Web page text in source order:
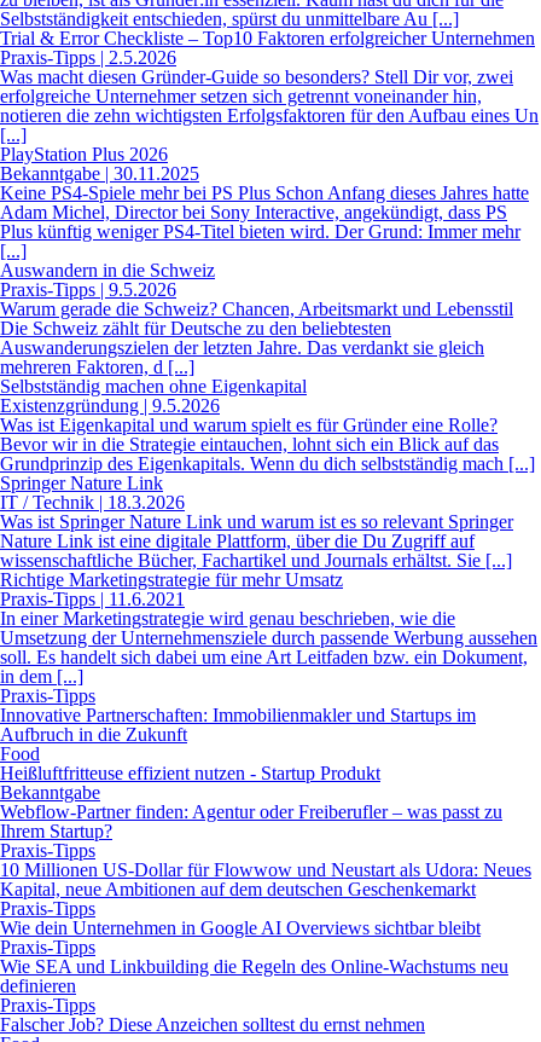
Selbstständigkeit entschieden, spürst du unmittelbare Au [...]
Trial & Error Checkliste – Top10 Faktoren erfolgreicher Unternehmen
Praxis-Tipps | 2.5.2026
Was macht diesen Gründer-Guide so besonders? Stell Dir vor, zwei
erfolgreiche Unternehmer setzen sich getrennt voneinander hin,
notieren die zehn wichtigsten Erfolgsfaktoren für den Aufbau eines Un
[...]
PlayStation Plus 2026
Bekanntgabe | 30.11.2025
Keine PS4-Spiele mehr bei PS Plus Schon Anfang dieses Jahres hatte
Adam Michel, Director bei Sony Interactive, angekündigt, dass PS
Plus künftig weniger PS4-Titel bieten wird. Der Grund: Immer mehr
[...]
Auswandern in die Schweiz
Praxis-Tipps | 9.5.2026
Warum gerade die Schweiz? Chancen, Arbeitsmarkt und Lebensstil
Die Schweiz zählt für Deutsche zu den beliebtesten
Auswanderungszielen der letzten Jahre. Das verdankt sie gleich
mehreren Faktoren, d [...]
Selbstständig machen ohne Eigenkapital
Existenzgründung | 9.5.2026
Was ist Eigenkapital und warum spielt es für Gründer eine Rolle?
Bevor wir in die Strategie eintauchen, lohnt sich ein Blick auf das
Grundprinzip des Eigenkapitals. Wenn du dich selbstständig mach [...]
Springer Nature Link
IT / Technik | 18.3.2026
Was ist Springer Nature Link und warum ist es so relevant Springer
Nature Link ist eine digitale Plattform, über die Du Zugriff auf
wissenschaftliche Bücher, Fachartikel und Journals erhältst. Sie [...]
Richtige Marketingstrategie für mehr Umsatz
Praxis-Tipps | 11.6.2021
In einer Marketingstrategie wird genau beschrieben, wie die
Umsetzung der Unternehmensziele durch passende Werbung aussehen
soll. Es handelt sich dabei um eine Art Leitfaden bzw. ein Dokument,
in dem [...]
Praxis-Tipps
Innovative Partnerschaften: Immobilienmakler und Startups im
Aufbruch in die Zukunft
Food
Heißluftfritteuse effizient nutzen - Startup Produkt
Bekanntgabe
Webflow-Partner finden: Agentur oder Freiberufler – was passt zu
Ihrem Startup?
Praxis-Tipps
10 Millionen US-Dollar für Flowwow und Neustart als Udora: Neues
Kapital, neue Ambitionen auf dem deutschen Geschenkemarkt
Praxis-Tipps
Wie dein Unternehmen in Google AI Overviews sichtbar bleibt
Praxis-Tipps
Wie SEA und Linkbuilding die Regeln des Online-Wachstums neu
definieren
Praxis-Tipps
Falscher Job? Diese Anzeichen solltest du ernst nehmen